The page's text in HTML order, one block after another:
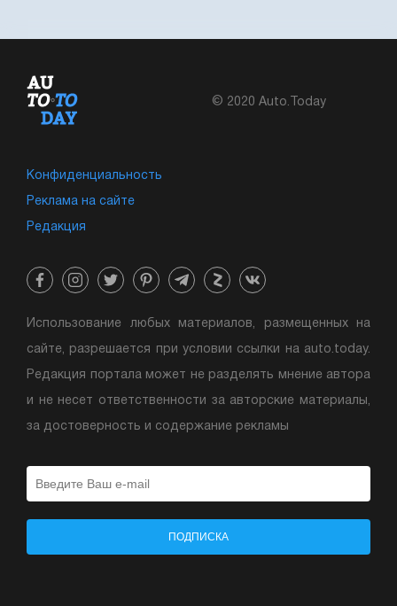
© 2020 Auto.Today
Конфиденциальность
Реклама на сайте
Редакция
Использование любых материалов, размещенных на
сайте, разрешается при условии ссылки на auto.today.
Редакция портала может не разделять мнение автора
и не несет ответственности за авторские материалы,
за достоверность и содержание рекламы
ПОДПИСКА